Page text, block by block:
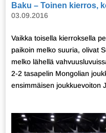
Baku – Toinen kierros,
03.09.2016
Vaikka toisella kierroksella
paikoin melko suuria, olivat
melko lähellä
2-2 tasapelin Mongolian
ensimmäisen joukkuevoiton